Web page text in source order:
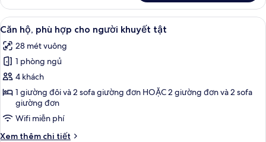
Studio
(3
persons)
Xem
tất
cả
ảnh
Căn
hộ,
phù
hợp
cho
Căn hộ, phù hợp cho người khuyết
18
Căn hộ, phù hợp cho người khuyết tật
28 mét vuông
1 phòng ngủ
4 khách
1 giường đôi và 2 sofa giường đơn HOẶC 2 giường đơn và 2 sofa
giường đơn
Wifi miễn phí
Xem thêm chi tiết
Chi